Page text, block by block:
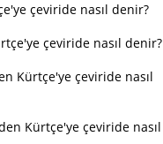
çeviride nasıl denir?
çeviride nasıl denir?
Kürtçe'ye çeviride nasıl
Kürtçe'ye çeviride nasıl